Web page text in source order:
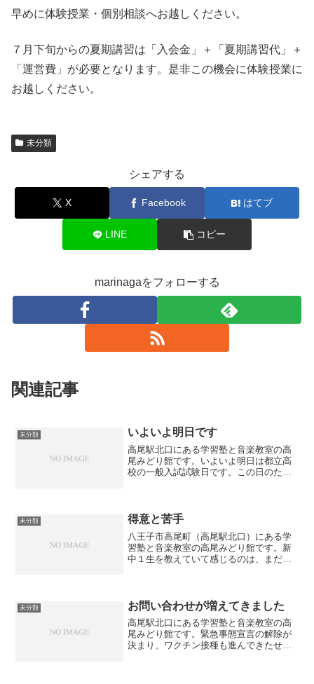
早めに体験授業・個別相談へお越しください。
７月下旬からの夏期講習は「入会金」＋「夏期講習代」＋
「運営費」が必要となります。是非この機会に体験授業に
お越しください。
未分類
シェアする
X Facebook はてブ
LINE コピー
marinagaをフォローする
関連記事
未分類 いよいよ明日です
高尾駅北口にある学習塾と音楽教室の高
尾みどり館です。いよいよ明日は都立高
校の一般入試試験日です。この日のため
何をするべきでしょうか？...
未分類 得意と苦手
八王子市高尾町（高尾駅北口）にある学
習塾と音楽教室の高尾みどり館です。新
中１生を教えていて感じるのは、まだ学
学校で習っていないのに数学...
未分類 お問い合わせが増えてきました
高尾駅北口にある学習塾と音楽教室の高
尾みどり館です。緊急事態宣言の解除が
決まり、ワクチン接種も進んできたせい